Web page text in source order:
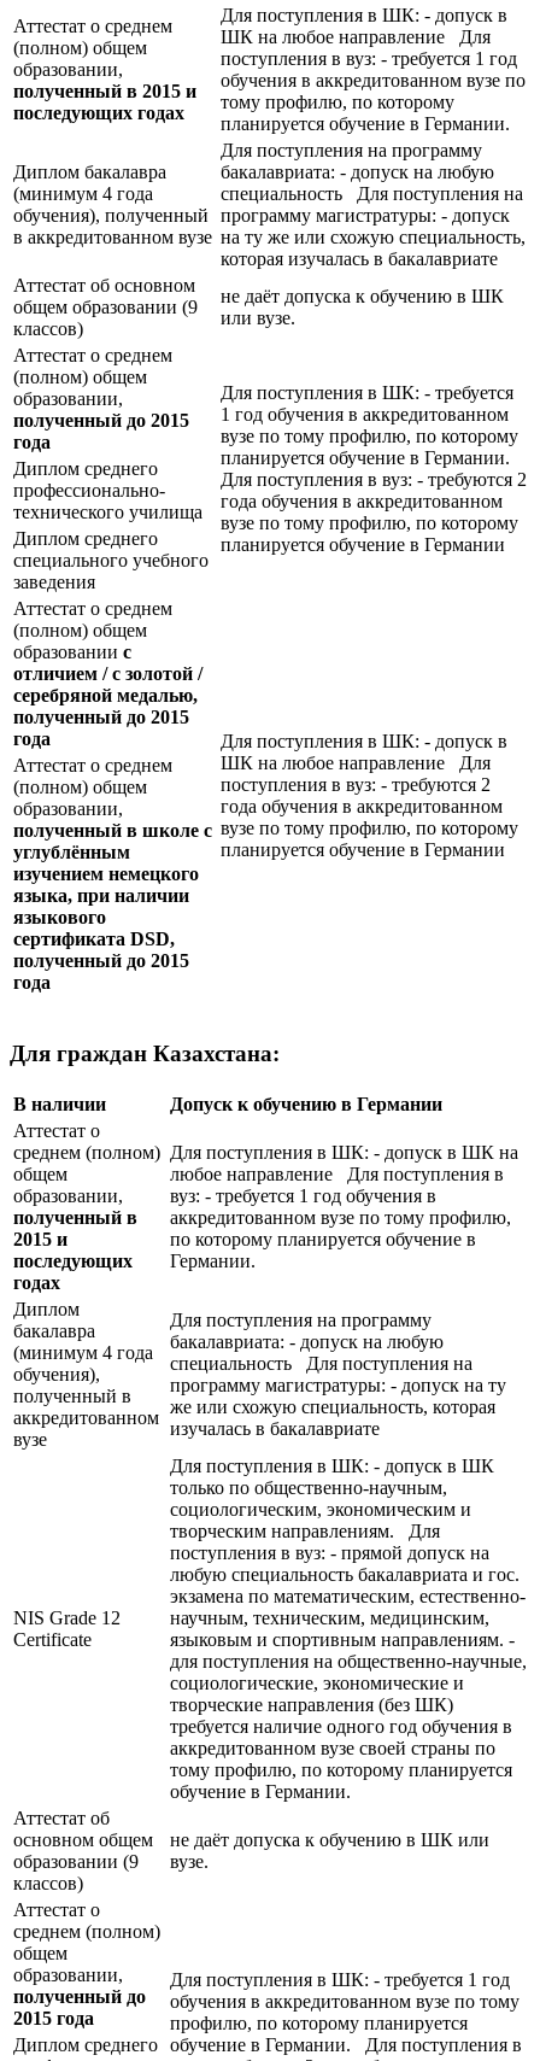
Аттестат о среднем
(полном) общем
образовании,
полученный в 2015 и
последующих годах
Для поступления в ШК: - допуск в
ШК на любое направление Для
поступления в вуз: - требуется 1 год
обучения в аккредитованном вузе по
тому профилю, по которому
планируется обучение в Германии.
Диплом бакалавра
(минимум 4 года
обучения), полученный
в аккредитованном вузе
Для поступления на программу
бакалавриата: - допуск на любую
специальность Для поступления на
программу магистратуры: - допуск
на ту же или схожую специальность,
которая изучалась в бакалавриате
Аттестат об основном
общем образовании (9
классов)
не даёт допуска к обучению в ШК
или вузе.
Аттестат о среднем
(полном) общем
образовании,
полученный до 2015
года
Для поступления в ШК: - требуется
1 год обучения в аккредитованном
вузе по тому профилю, по которому
планируется обучение в Германии.
Для поступления в вуз: - требуются 2
года обучения в аккредитованном
вузе по тому профилю, по которому
планируется обучение в Германии
Диплом среднего
профессионально-
технического училища
Диплом среднего
специального учебного
заведения
Аттестат о среднем
(полном) общем
образовании с
отличием / с золотой /
серебряной медалью,
полученный до 2015
года
Для поступления в ШК: - допуск в
ШК на любое направление Для
поступления в вуз: - требуются 2
года обучения в аккредитованном
вузе по тому профилю, по которому
планируется обучение в Германии
Аттестат о среднем
(полном) общем
образовании,
полученный в школе с
углублённым
изучением немецкого
языка, при наличии
языкового
сертификата DSD,
полученный до 2015
года
Для граждан Казахстана:
В наличии
Допуск к обучению в Германии
Аттестат о
среднем (полном)
общем
образовании,
полученный в
2015 и
последующих
годах
Для поступления в ШК: - допуск в ШК на
любое направление Для поступления в
вуз: - требуется 1 год обучения в
аккредитованном вузе по тому профилю,
по которому планируется обучение в
Германии.
Диплом
бакалавра
(минимум 4 года
обучения),
полученный в
аккредитованном
вузе
Для поступления на программу
бакалавриата: - допуск на любую
специальность Для поступления на
программу магистратуры: - допуск на ту
же или схожую специальность, которая
изучалась в бакалавриате
NIS Grade 12
Certificate
Для поступления в ШК: - допуск в ШК
только по общественно-научным,
социологическим, экономическим и
творческим направлениям. Для
поступления в вуз: - прямой допуск на
любую специальность бакалавриата и гос.
экзамена по математическим, естественно-
научным, техническим, медицинским,
языковым и спортивным направлениям. -
для поступления на общественно-научные,
социологические, экономические и
творческие направления (без ШК)
требуется наличие одного год обучения в
аккредитованном вузе своей страны по
тому профилю, по которому планируется
обучение в Германии.
Аттестат об
основном общем
образовании (9
классов)
не даёт допуска к обучению в ШК или
вузе.
Аттестат о
среднем (полном)
общем
образовании,
полученный до
2015 года
Для поступления в ШК: - требуется 1 год
обучения в аккредитованном вузе по тому
профилю, по которому планируется
обучение в Германии. Для поступления в
Диплом среднего